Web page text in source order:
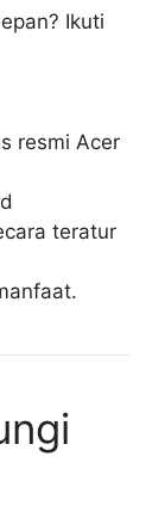
Ikuti
resmi Acer
teratur